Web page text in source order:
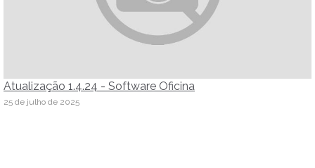
Atualização 1.4.24 - Software Oficina
25 de julho de 2025